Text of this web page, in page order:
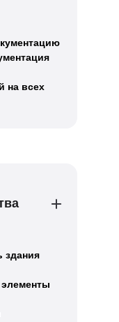
на всех
здания
элементы